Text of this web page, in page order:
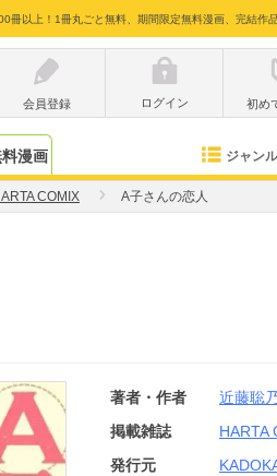
冊以上！1冊丸ごと無料、期間限定無料漫画、完結作
会員登録
ログイン 初め
漫画 ジャンル
COMIX A子さんの恋人
著者・作者 近藤聡
掲載雑誌
HARTA
発行元